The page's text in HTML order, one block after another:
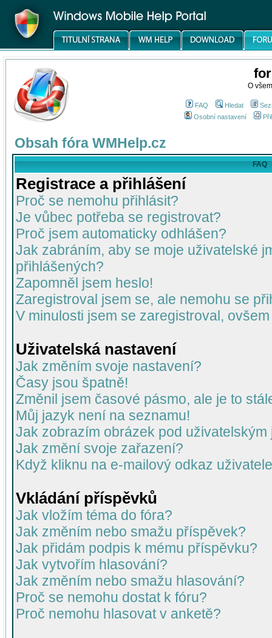
O
FAQ Hledat
Osobní nastavení
Obsah fóra WMHelp.cz
FAQ
Registrace a přihlášení
Proč se nemohu přihlásit?
Je vůbec potřeba se registrovat?
Proč jsem automaticky odhlášen?
Jak zabráním, aby se moje uživatelské
přihlášených?
Zapomněl jsem heslo!
Zaregistroval jsem se, ale nemohu se
V minulosti jsem se zaregistroval,
Uživatelská nastavení
Jak změním svoje nastavení?
Časy jsou špatně!
Změnil jsem časové pásmo, ale je to
Můj jazyk není na seznamu!
Jak zobrazím obrázek pod uživatelským
Jak změní svoje zařazení?
Když kliknu na e-mailový odkaz
Vkládání příspěvků
Jak vložím téma do fóra?
Jak změním nebo smažu příspěvek?
Jak přidám podpis k mému příspěvku?
Jak vytvořím hlasování?
Jak změním nebo smažu hlasování?
Proč se nemohu dostat k fóru?
Proč nemohu hlasovat v anketě?